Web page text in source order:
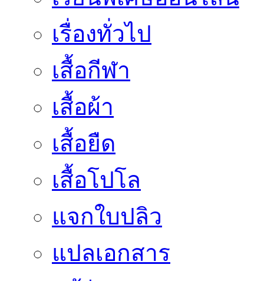
เรื่องทั่วไป
เสื้อกีฬา
เสื้อผ้า
เสื้อยืด
เสื้อโปโล
แจกใบปลิว
แปลเอกสาร